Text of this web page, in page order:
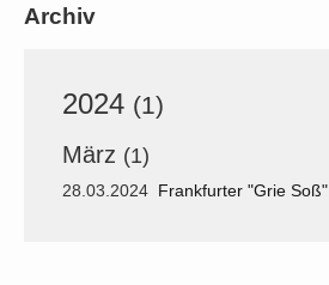
Archiv
2024 (1)
März (1)
28.03.2024 Frankfurter "Grie Soß"